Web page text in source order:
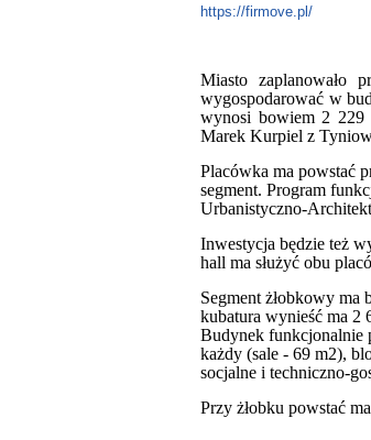
https://firmove.pl/
Miasto zaplanowało
wygospodarować w
wynosi bowiem 2 229
Marek Kurpiel z
Placówka ma powstać
segment. Program
Urbanistyczno-
Inwestycja będzie też
hall ma służyć obu
Segment żłobkowy
kubatura wynieść ma 2
Budynek funkcjonalnie
każdy (sale - 69 m2),
socjalne i techniczno-
Przy żłobku powstać